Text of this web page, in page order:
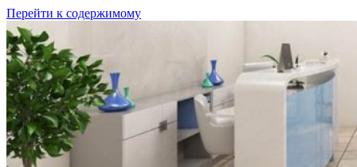
Перейти к содержимому